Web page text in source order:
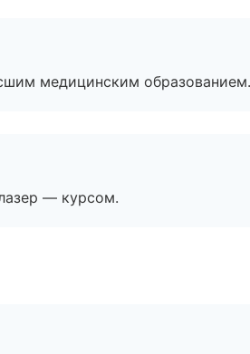
медицинским образованием.
— курсом.